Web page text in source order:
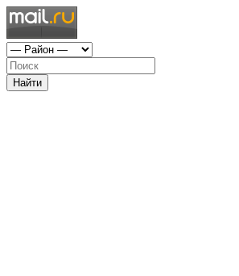
Найти